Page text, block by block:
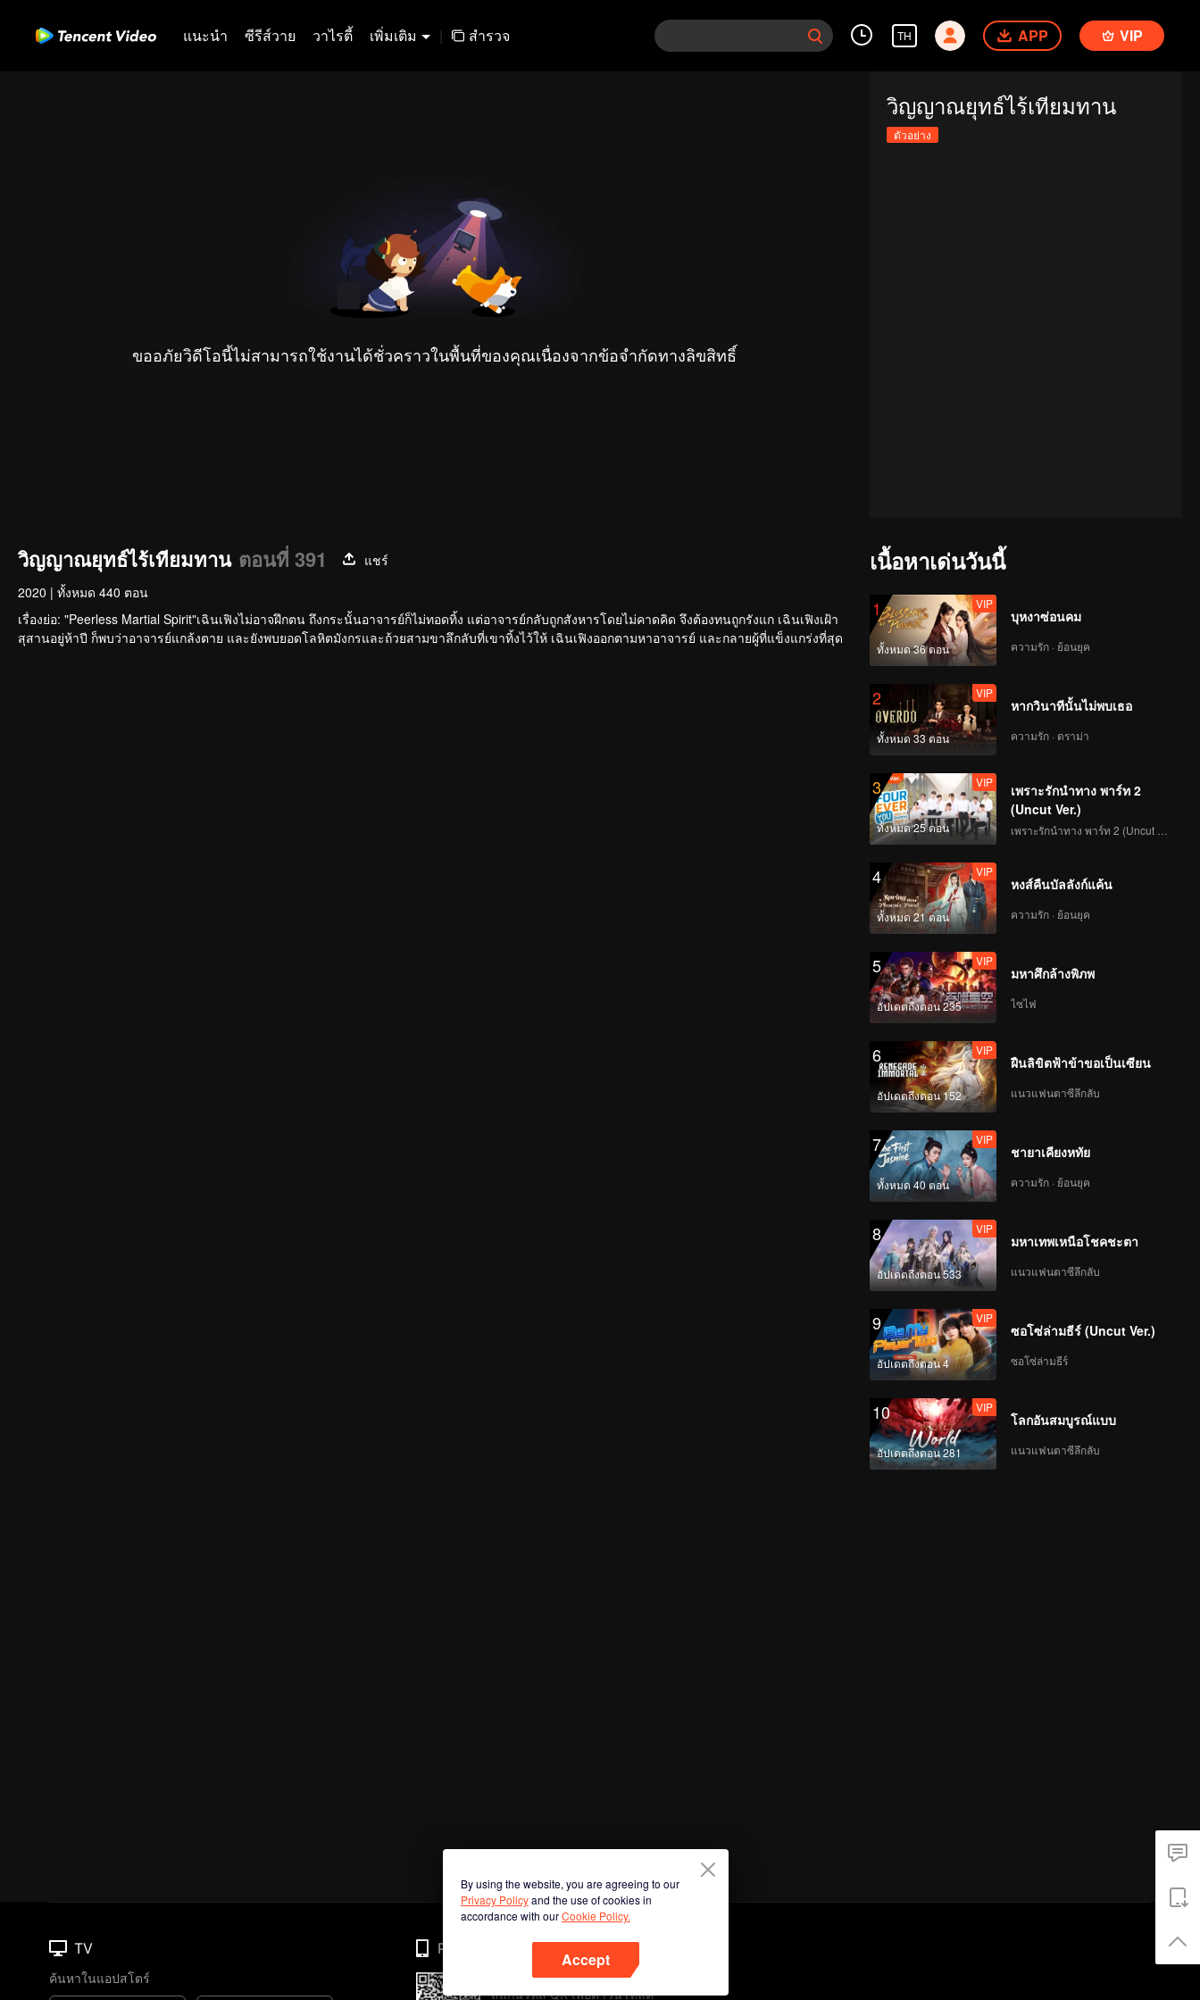
แนะนำ ซีรีส์วาย วาไรตี้ เพิ่มเติม | สำรวจ TH APP VIP
ขออภัยวิดีโอนี้ไม่สามารถใช้งานได้ชั่วคราวในพื้นที่ของคุณเนื่องจากข้อจำกัดทางลิขสิทธิ์
วิญญาณยุทธ์ไร้เทียมทาน
ตัวอย่าง
วิญญาณยุทธ์ไร้เทียมทาน ตอนที่ 391
แชร์
2020 | ทั้งหมด 440 ตอน
เรื่องย่อ: "Peerless Martial Spirit"เฉินเฟิงไม่อาจฝึกตน ถึงกระนั้นอาจารย์ก็ไม่ทอดทิ้ง แต่อาจารย์กลับถูกสังหารโดยไม่คาดคิด จึงต้องทนถูกรังแก เฉินเฟิงเฝ้า
สุสานอยู่ห้าปี ก็พบว่าอาจารย์แกล้งตาย และยังพบยอดโลหิตมังกรและถ้วยสามขาลึกลับที่เขาทิ้งไว้ให้ เฉินเฟิงออกตามหาอาจารย์ และกลายผู้ที่แข็งแกร่งที่สุด
เนื้อหาเด่นวันนี้
1
ทั้งหมด 36 ตอน
VIP
บุหงาซ่อนคม
ความรัก · ย้อนยุค
2
ทั้งหมด 33 ตอน
VIP
หากวินาทีนั้นไม่พบเธอ
ความรัก · ดราม่า
3
ทั้งหมด 25 ตอน
VIP
เพราะรักนำทาง พาร์ท 2
(Uncut Ver.)
4
ทั้งหมด 21 ตอน
VIP
หงส์คืนบัลลังก์แค้น
ความรัก · ย้อนยุค
5
อัปเดตถึงตอน 235
VIP
มหาศึกล้างพิภพ
ไซไฟ
6
อัปเดตถึงตอน 152
VIP
ฝืนลิขิตฟ้าข้าขอเป็นเซียน
แนวแฟนตาซีลึกลับ
7
ทั้งหมด 40 ตอน
VIP
ชายาเคียงหทัย
ความรัก · ย้อนยุค
8
อัปเดตถึงตอน 533
VIP
มหาเทพเหนือโชคชะตา
แนวแฟนตาซีลึกลับ
9
อัปเดตถึงตอน 4
VIP
ซอโซ่ล่ามธีร์ (Uncut Ver.)
ซอโซ่ล่ามธีร์
10
อัปเดตถึงตอน 281
VIP
โลกอันสมบูรณ์แบบ
แนวแฟนตาซีลึกลับ
By using the website, you are agreeing to our
Privacy Policyand the use of cookies in
accordance with ourCookie Policy.
Accept
TV
ค้นหาในแอปสโตร์
Phone
สแกนรหัส QR เพื่อดาวน์โหลด